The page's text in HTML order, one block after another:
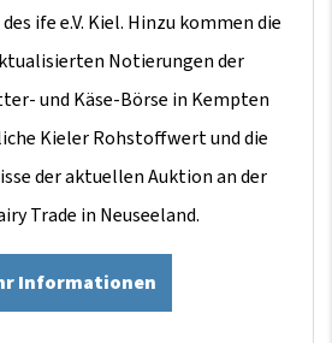
ife e.V. Kiel. Hinzu kommen die
Notierungen der
und Käse-Börse in Kempten
Kieler Rohstoffwert und die
der aktuellen Auktion an der
Trade in Neuseeland.
Informationen